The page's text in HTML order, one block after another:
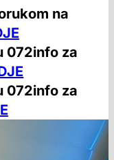
na
072info za
072info za